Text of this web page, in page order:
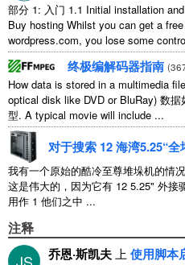
部分 1: 入门 1.1 Initial installation
Buy hosting Whilst you can get a
wordpress.com, you lose some
终极编解码器指南 (
How data is stored in a multimedia
optical disk like DVD or BluRay) 数据
型. A typical movie will include ...
对于搜索 12 海湾5.25“全
我有一个原始的酷冷至尊堆垛机的情
这是伟大的，因为它有 12 5.25" 外
用作 1 他们之中 ...
注释
乔恩·斯凯夫 上 使用脚本